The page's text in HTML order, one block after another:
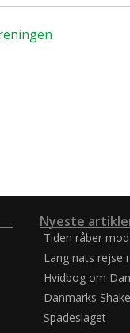
Nyeste
Tiden råber
Lang nats rejse
Hvidbog om
Danmarks
Spadeslaget